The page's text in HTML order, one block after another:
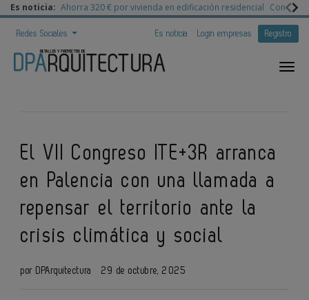
Es noticia: Ahorra 320 € por vivienda en edificación residencial
Redes Sociales Es noticia Login empresas Registro
El VII Congreso ITE+3R arranca
en Palencia con una llamada a
repensar el territorio ante la
crisis climática y social
por DPArquitectura 29 de octubre, 2025